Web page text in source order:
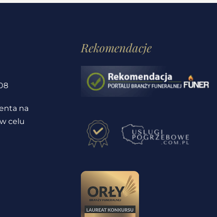
na
celu
Rekomendacje